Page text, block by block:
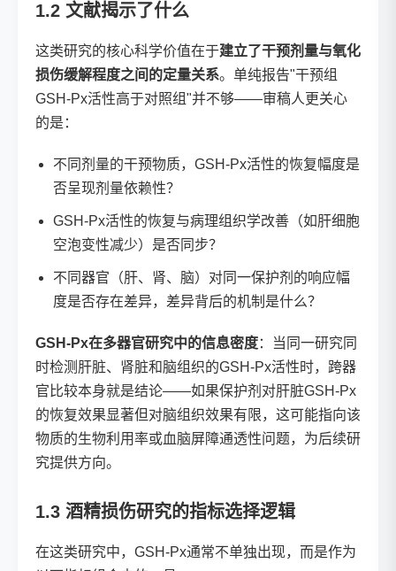
1.2 文献揭示了什么
这类研究的核心科学价值在于建立了干预剂量与氧化
损伤缓解程度之间的定量关系。单纯报告"干预组
GSH-Px活性高于对照组"并不够——审稿人更关心
的是：
不同剂量的干预物质，GSH-Px活性的恢复幅度是
否呈现剂量依赖性？
GSH-Px活性的恢复与病理组织学改善（如肝细胞
空泡变性减少）是否同步？
不同器官（肝、肾、脑）对同一保护剂的响应幅
度是否存在差异，差异背后的机制是什么？
GSH-Px在多器官研究中的信息密度：当同一研究同
时检测肝脏、肾脏和脑组织的GSH-Px活性时，跨器
官比较本身就是结论——如果保护剂对肝脏GSH-Px
的恢复效果显著但对脑组织效果有限，这可能指向该
物质的生物利用率或血脑屏障通透性问题，为后续研
究提供方向。
1.3 酒精损伤研究的指标选择逻辑
在这类研究中，GSH-Px通常不单独出现，而是作为